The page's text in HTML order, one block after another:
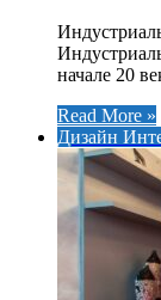
начале 20
Read More »
Дизайн